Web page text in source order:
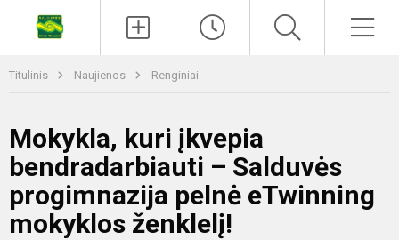
Titulinis Naujienos Renginiai
Mokykla, kuri įkvepia
bendradarbiauti – Salduvės
progimnazija pelnė eTwinning
mokyklos ženklelį!